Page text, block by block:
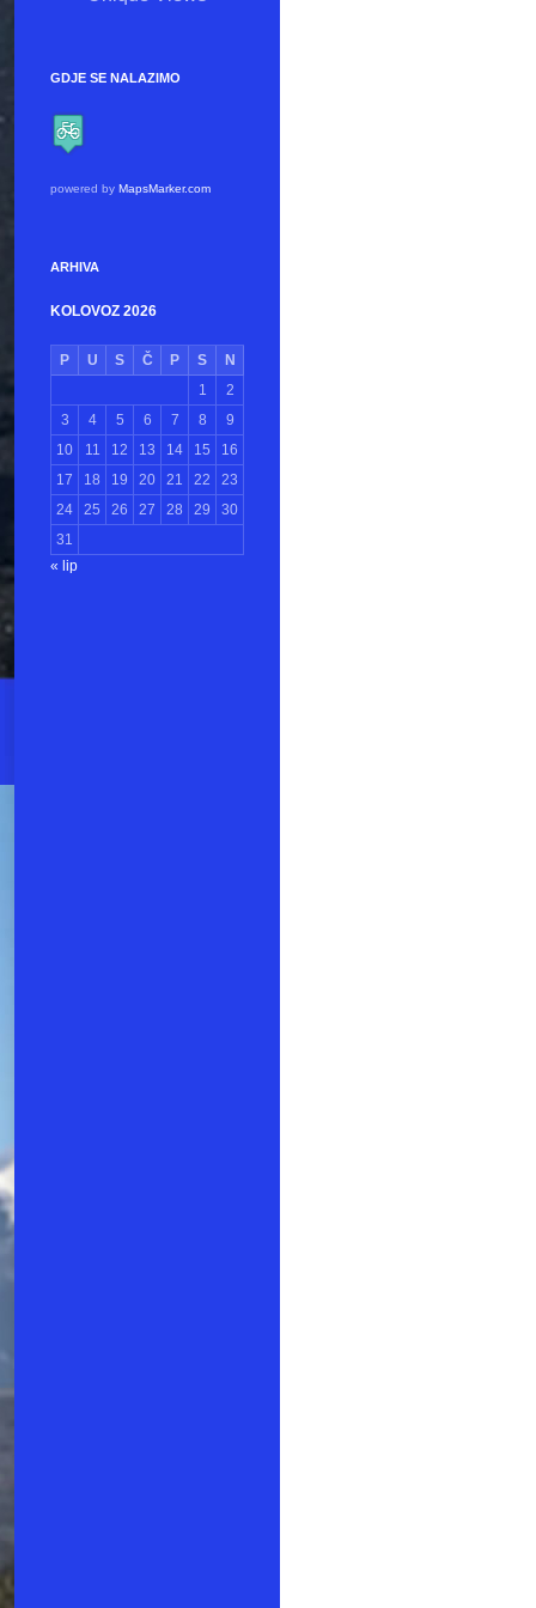
GDJE SE NALAZIMO
powered by MapsMarker.com
ARHIVA
KOLOVOZ 2026
P U S Č P S
N
1
2
3
4 5 6 7 8
9
10
11 12 13 14 15
16
17
18 19 20 21 22
23
24
25 26 27 28 29
30
31
« lip